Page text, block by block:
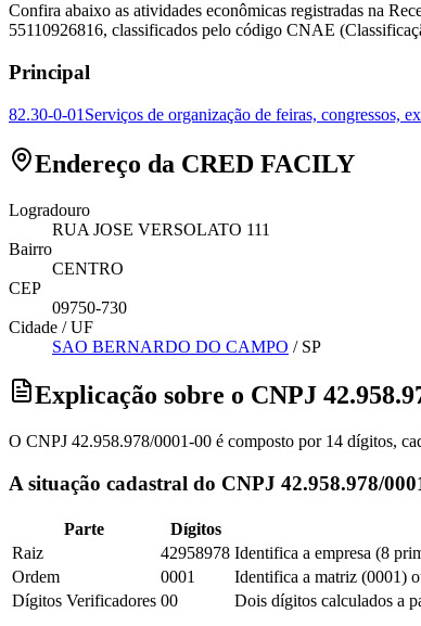
Confira abaixo as atividades econômicas registradas na
55110926816, classificados pelo código CNAE
Principal
82.30-0-01 Serviços de organização de feiras, congressos,
Endereço da CRED FACILY
Logradouro
RUA JOSE VERSOLATO 111
Bairro
CENTRO
CEP
09750-730
Cidade / UF
SAO BERNARDO DO CAMPO / SP
Explicação sobre o CNPJ
O CNPJ 42.958.978/0001-00 é composto por 14 dígitos,
A situação cadastral do CNPJ 42.958.978/
Parte Dígitos
Raiz
42958978 Identifica a empresa (8
Ordem
0001
Identifica a matriz (0001)
Dígitos Verificadores 00 Dois dígitos calculados a